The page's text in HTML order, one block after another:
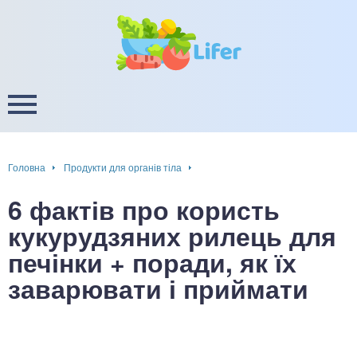
Головна Продукти для органів тіла
6 фактів про користь
кукурудзяних рилець для
печінки + поради, як їх
заварювати і приймати
ШКТ
/ звуження судин
енергії, уваги